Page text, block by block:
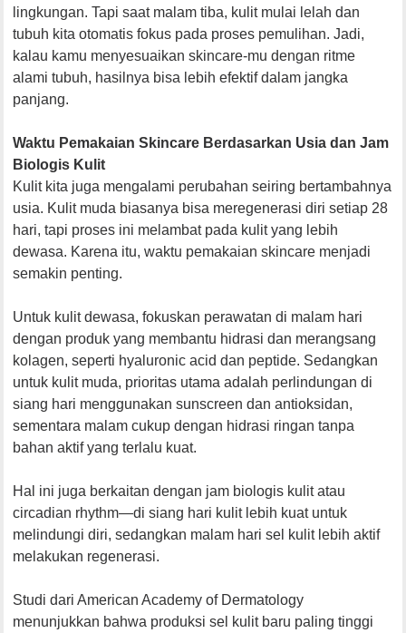
lingkungan. Tapi saat malam tiba, kulit mulai lelah dan
tubuh kita otomatis fokus pada proses pemulihan. Jadi,
kalau kamu menyesuaikan skincare-mu dengan ritme
alami tubuh, hasilnya bisa lebih efektif dalam jangka
panjang.
Waktu Pemakaian Skincare Berdasarkan Usia dan Jam
Biologis Kulit
Kulit kita juga mengalami perubahan seiring bertambahnya
usia. Kulit muda biasanya bisa meregenerasi diri setiap 28
hari, tapi proses ini melambat pada kulit yang lebih
dewasa. Karena itu, waktu pemakaian skincare menjadi
semakin penting.
Untuk kulit dewasa, fokuskan perawatan di malam hari
dengan produk yang membantu hidrasi dan merangsang
kolagen, seperti hyaluronic acid dan peptide. Sedangkan
untuk kulit muda, prioritas utama adalah perlindungan di
siang hari menggunakan sunscreen dan antioksidan,
sementara malam cukup dengan hidrasi ringan tanpa
bahan aktif yang terlalu kuat.
Hal ini juga berkaitan dengan jam biologis kulit atau
circadian rhythm—di siang hari kulit lebih kuat untuk
melindungi diri, sedangkan malam hari sel kulit lebih aktif
melakukan regenerasi.
Studi dari American Academy of Dermatology
menunjukkan bahwa produksi sel kulit baru paling tinggi